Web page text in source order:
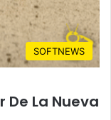
SOFTNEWS
De La Nueva